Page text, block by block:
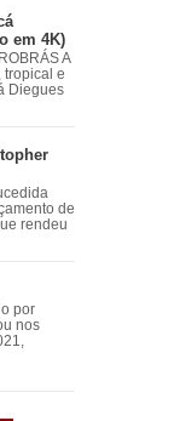
em 4K)
A
tropical e
Diegues
de
rendeu
por
nos